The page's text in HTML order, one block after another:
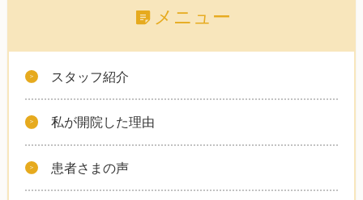
メニュー
スタッフ紹介
私が開院した理由
患者さまの声